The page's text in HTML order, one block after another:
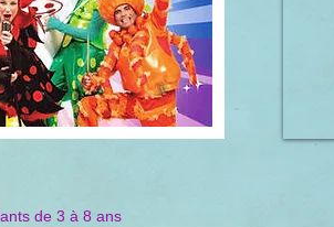
de 3 à 8 ans